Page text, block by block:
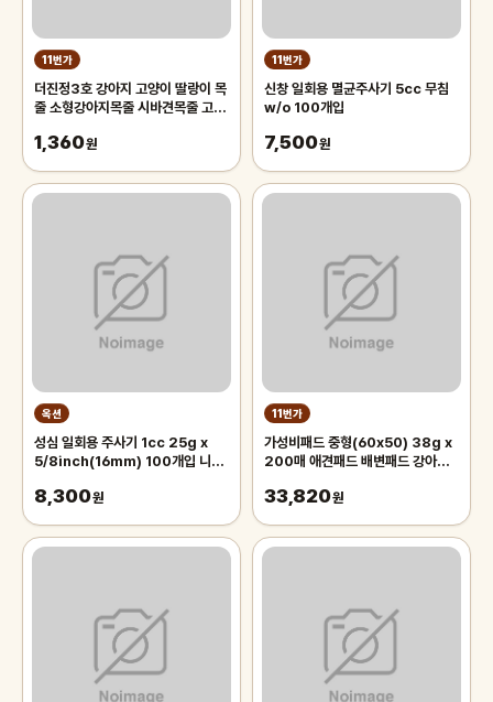
11번가
더진정3호 강아지 고양이 딸랑이 목
줄 소형강아지목줄 시바견목줄 고양
1,360원
11번가
신창 일회용 멸균주사기 5cc 무침
w/o 100개입
7,500원
옥션
성심 일회용 주사기 1cc 25g x
5/8inch(16mm) 100개입 니들
8,300원
11번가
가성비패드 중형(60x50) 38g x
200매 애견패드 배변패드 강아지
33,820원